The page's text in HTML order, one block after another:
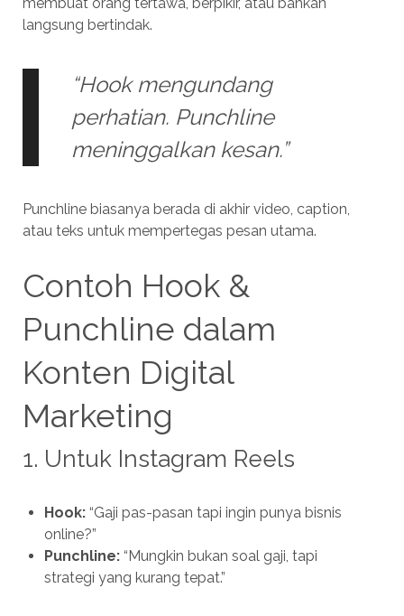
langsung bertindak.
“Hook mengundang
perhatian. Punchline
meninggalkan kesan.”
Punchline biasanya berada di akhir video, caption,
atau teks untuk mempertegas pesan utama.
Contoh Hook &
Punchline dalam
Konten Digital
Marketing
1. Untuk Instagram Reels
Hook:“Gaji pas-pasan tapi ingin punya bisnis
online?”
Punchline:“Mungkin bukan soal gaji, tapi
strategi yang kurang tepat.”